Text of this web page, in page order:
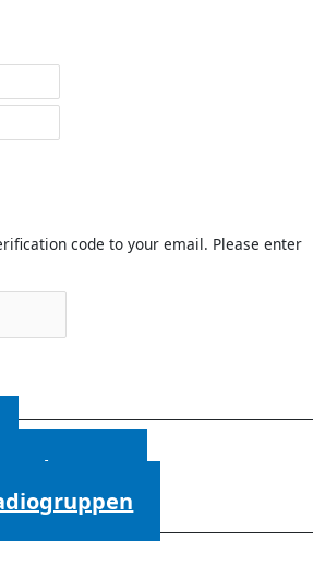
code to your email. Please enter